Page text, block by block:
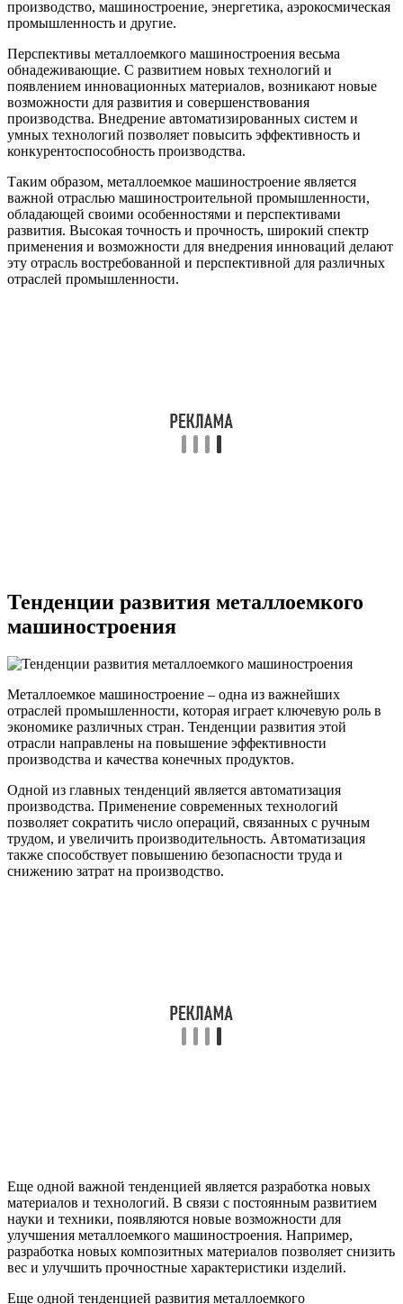
производство, машиностроение, энергетика, аэрокосмическая
промышленность и другие.
Перспективы металлоемкого машиностроения весьма
обнадеживающие. С развитием новых технологий и
появлением инновационных материалов, возникают новые
возможности для развития и совершенствования
производства. Внедрение автоматизированных систем и
умных технологий позволяет повысить эффективность и
конкурентоспособность производства.
Таким образом, металлоемкое машиностроение является
важной отраслью машиностроительной промышленности,
обладающей своими особенностями и перспективами
развития. Высокая точность и прочность, широкий спектр
применения и возможности для внедрения инноваций делают
эту отрасль востребованной и перспективной для различных
отраслей промышленности.
Тенденции развития металлоемкого
машиностроения
Металлоемкое машиностроение – одна из важнейших
отраслей промышленности, которая играет ключевую роль в
экономике различных стран. Тенденции развития этой
отрасли направлены на повышение эффективности
производства и качества конечных продуктов.
Одной из главных тенденций является автоматизация
производства. Применение современных технологий
позволяет сократить число операций, связанных с ручным
трудом, и увеличить производительность. Автоматизация
также способствует повышению безопасности труда и
снижению затрат на производство.
Еще одной важной тенденцией является разработка новых
материалов и технологий. В связи с постоянным развитием
науки и техники, появляются новые возможности для
улучшения металлоемкого машиностроения. Например,
разработка новых композитных материалов позволяет снизить
вес и улучшить прочностные характеристики изделий.
Еще одной тенденцией развития металлоемкого